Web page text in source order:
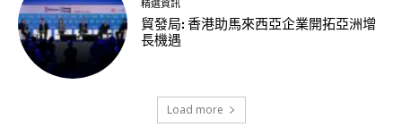
精選資訊
貿發局: 香港助馬來西亞企業開拓亞洲增
長機遇
Load more